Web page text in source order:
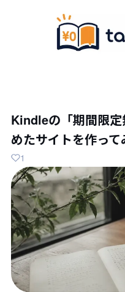
Kindleの「期間限
めたサイトを作っ
1